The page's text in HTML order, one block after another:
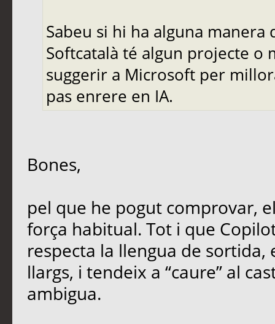
Sabeu si hi ha alguna
Softcatalà té algun projecte o
suggerir a Microsoft per
pas enrere en IA.
Bones,
pel que he pogut comprovar,
força habitual. Tot i que
respecta la llengua de
llargs, i tendeix a “caure” al
ambigua.